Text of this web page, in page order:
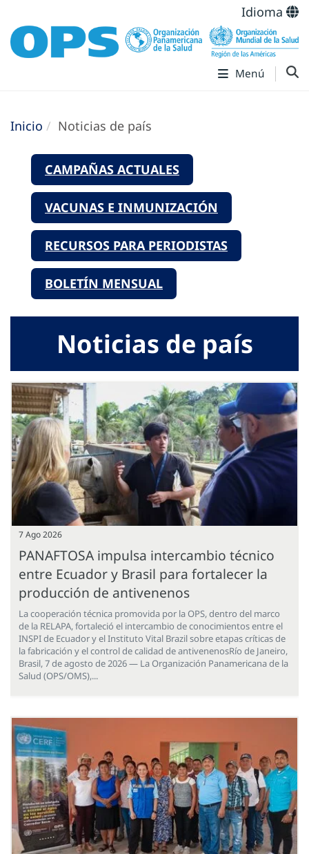
Idioma
Menú
Inicio Noticias de país
CAMPAÑAS ACTUALES
VACUNAS E INMUNIZACIÓN
RECURSOS PARA PERIODISTAS
BOLETÍN MENSUAL
Noticias de país
7 Ago 2026
PANAFTOSA impulsa intercambio técnico
entre Ecuador y Brasil para fortalecer la
producción de antivenenos
La cooperación técnica promovida por la OPS, dentro del marco
de la RELAPA, fortaleció el intercambio de conocimientos entre el
INSPI de Ecuador y el Instituto Vital Brazil sobre etapas críticas de
la fabricación y el control de calidad de antivenenosRío de Janeiro,
Brasil, 7 de agosto de 2026 — La Organización Panamericana de la
Salud (OPS/OMS),...